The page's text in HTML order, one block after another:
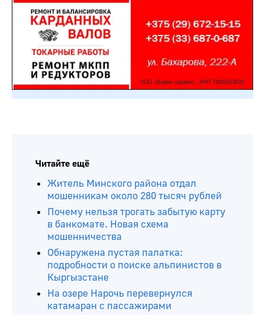
Читайте ещё
Житель Минского района отдал
мошенникам около 280 тысяч рублей
Почему нельзя трогать забытую карту
в банкомате. Новая схема
мошенничества
Обнаружена пустая палатка:
подробности о поиске альпинистов в
Кыргызстане
На озере Нарочь перевернулся
катамаран с пассажирами